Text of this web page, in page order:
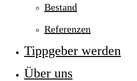
Bestand
Referenzen
Tippgeber werden
Über uns